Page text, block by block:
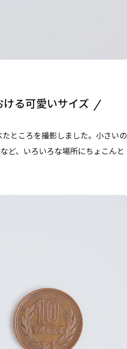
る可愛いサイズ
ところを撮影しました。小さいの
ど、いろいろな場所にちょこんと